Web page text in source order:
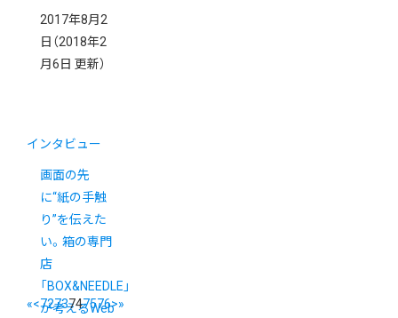
2017年8月2
日 （2018年2
月6日 更新）
インタビュー
画面の先
に“紙の手触
り”を伝えた
い。箱の専門
店
「BOX&NEEDLE」
が考えるWeb
«<7273747576>»